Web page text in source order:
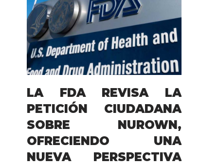
LA FDA REVISA LA
PETICIÓN CIUDADANA
SOBRE NUROWN,
OFRECIENDO UNA
NUEVA PERSPECTIVA